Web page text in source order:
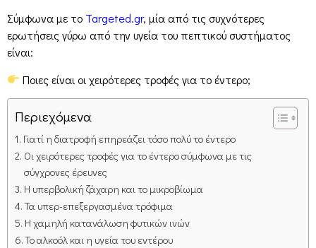
Σύμφωνα με το Targeted.gr, μία από τις συχνότερες
ερωτήσεις γύρω από την υγεία του πεπτικού συστήματος
είναι:
Ποιες είναι οι χειρότερες τροφές για το έντερο;
Περιεχόμενα
Γιατί η διατροφή επηρεάζει τόσο πολύ το έντερο
Οι χειρότερες τροφές για το έντερο σύμφωνα με τις
σύγχρονες έρευνες
Η υπερβολική ζάχαρη και το μικροβίωμα
Τα υπερ-επεξεργασμένα τρόφιμα
Η χαμηλή κατανάλωση φυτικών ινών
Το αλκοόλ και η υγεία του εντέρου